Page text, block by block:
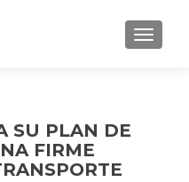
SU PLAN DE
FIRME